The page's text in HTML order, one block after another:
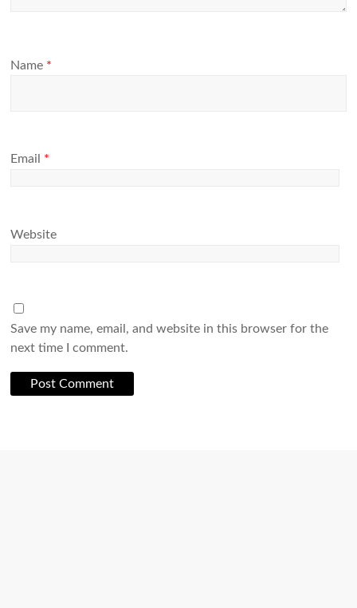
Name *
Email *
Website
Save my name, email, and website in this browser for the
next time I comment.